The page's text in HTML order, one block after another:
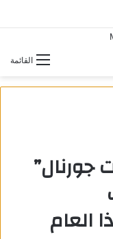
القائمة
العام